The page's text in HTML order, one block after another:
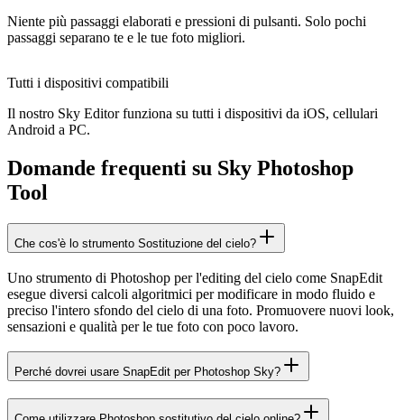
Niente più passaggi elaborati e pressioni di pulsanti. Solo pochi
passaggi separano te e le tue foto migliori.
Tutti i dispositivi compatibili
Il nostro Sky Editor funziona su tutti i dispositivi da iOS, cellulari
Android a PC.
Domande frequenti su Sky Photoshop
Tool
Che cos'è lo strumento Sostituzione del cielo?
Uno strumento di Photoshop per l'editing del cielo come SnapEdit
esegue diversi calcoli algoritmici per modificare in modo fluido e
preciso l'intero sfondo del cielo di una foto. Promuovere nuovi look,
sensazioni e qualità per le tue foto con poco lavoro.
Perché dovrei usare SnapEdit per Photoshop Sky?